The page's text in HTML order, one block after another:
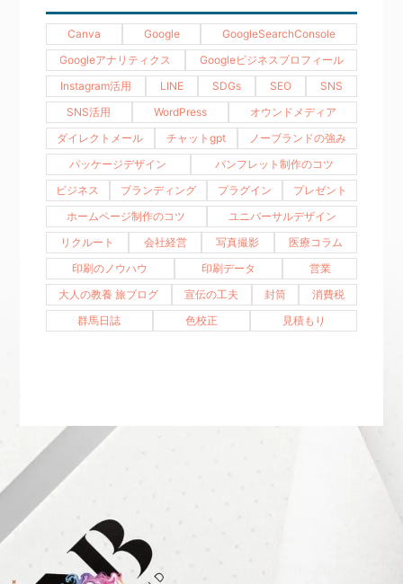
Canva Google
GoogleSearchConsole
Googleアナリティクス
Googleビジネスプロフィール
Instagram活用
LINE SDGs SEO
SNS
SNS活用
WordPress
オウンドメディア
ダイレクトメール
チャットgpt
ノーブランドの強み
パッケージデザイン
パンフレット制作のコツ
ビジネス
ブランディング プラグイン
プレゼント
ホームページ制作のコツ
ユニバーサルデザイン
リクルート
会社経営 写真撮影
医療コラム
印刷のノウハウ
印刷データ
営業
大人の教養 旅ブログ
宣伝の工夫 封筒
消費税
群馬日誌
色校正 見積もり